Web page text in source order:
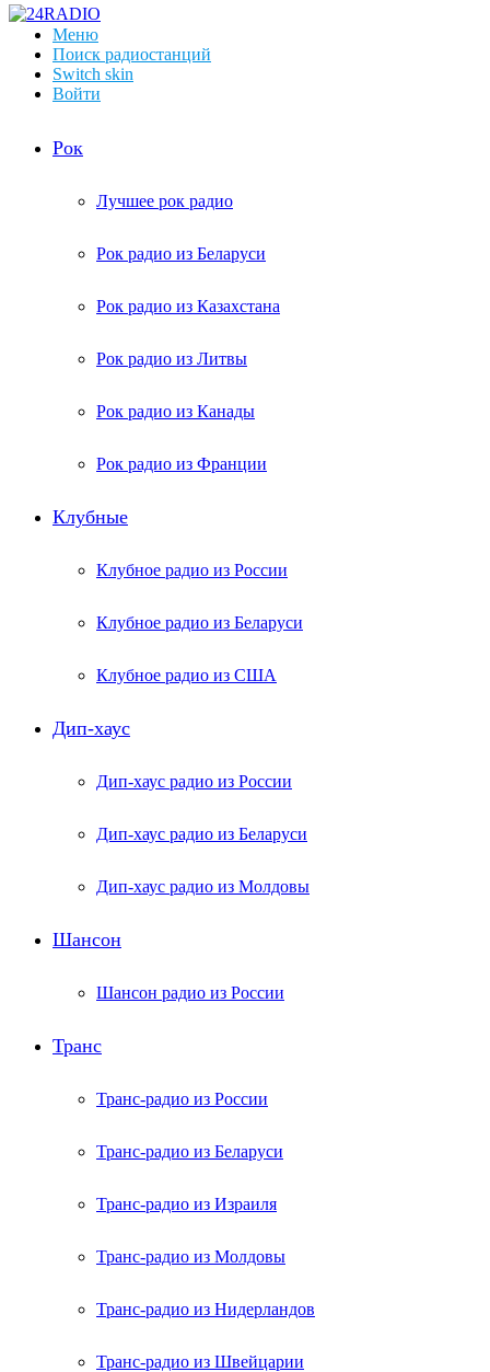
Меню
Поиск радиостанций
Switch skin
Войти
Рок
Лучшее рок радио
Рок радио из Беларуси
Рок радио из Казахстана
Рок радио из Литвы
Рок радио из Канады
Рок радио из Франции
Клубные
Клубное радио из России
Клубное радио из Беларуси
Клубное радио из США
Дип-хаус
Дип-хаус радио из России
Дип-хаус радио из Беларуси
Дип-хаус радио из Молдовы
Шансон
Шансон радио из России
Транс
Транс-радио из России
Транс-радио из Беларуси
Транс-радио из Израиля
Транс-радио из Молдовы
Транс-радио из Нидерландов
Транс-радио из Швейцарии